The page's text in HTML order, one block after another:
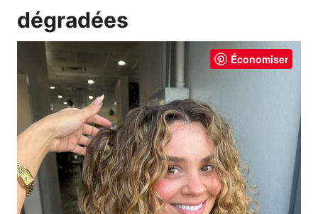
dégradées
Économiser